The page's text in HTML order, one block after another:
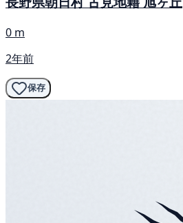
0 m
2年前
保存